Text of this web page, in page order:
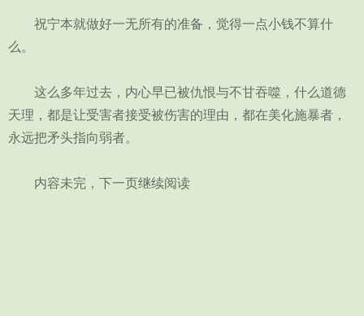
祝宁本就做好一无所有的准备，觉得一点小钱不算什
么。
这么多年过去，内心早已被仇恨与不甘吞噬，什么道德
天理，都是让受害者接受被伤害的理由，都在美化施暴者，
永远把矛头指向弱者。
内容未完，下一页继续阅读